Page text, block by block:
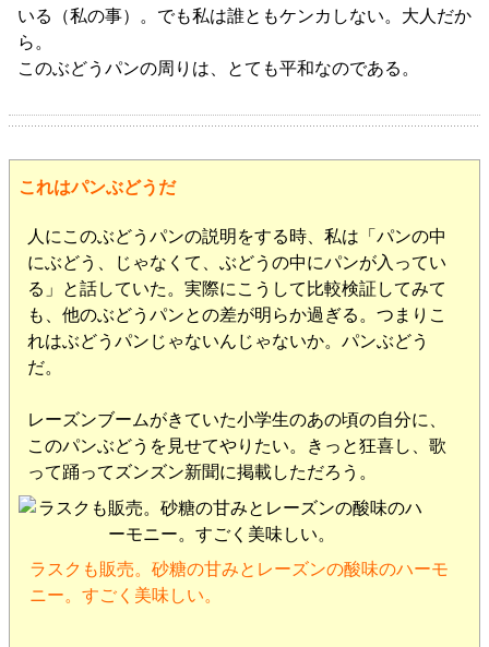
いる（私の事）。でも私は誰ともケンカしない。大人だか
ら。
このぶどうパンの周りは、とても平和なのである。
これはパンぶどうだ
人にこのぶどうパンの説明をする時、私は「パンの中
にぶどう、じゃなくて、ぶどうの中にパンが入ってい
る」と話していた。実際にこうして比較検証してみて
も、他のぶどうパンとの差が明らか過ぎる。つまりこ
れはぶどうパンじゃないんじゃないか。パンぶどう
だ。
レーズンブームがきていた小学生のあの頃の自分に、
このパンぶどうを見せてやりたい。きっと狂喜し、歌
って踊ってズンズン新聞に掲載しただろう。
ラスクも販売。砂糖の甘みとレーズンの酸味のハーモ
ニー。すごく美味しい。